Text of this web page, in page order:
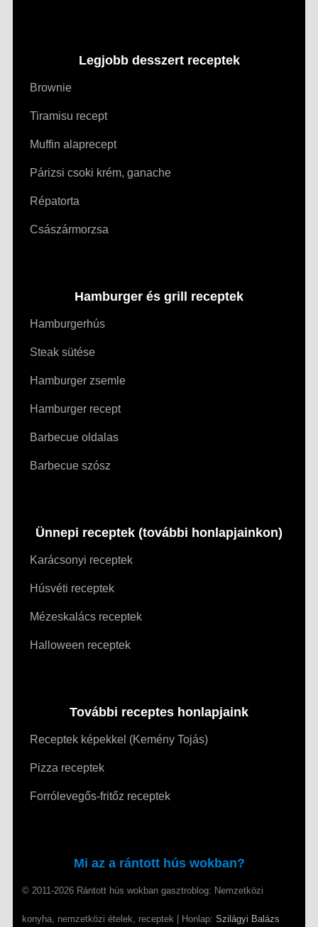
Legjobb desszert receptek
Brownie
Tiramisu recept
Muffin alaprecept
Párizsi csoki krém, ganache
Répatorta
Császármorzsa
Hamburger és grill receptek
Hamburgerhús
Steak sütése
Hamburger zsemle
Hamburger recept
Barbecue oldalas
Barbecue szósz
Ünnepi receptek (további honlapjainkon)
Karácsonyi receptek
Húsvéti receptek
Mézeskalács receptek
Halloween receptek
További receptes honlapjaink
Receptek képekkel (Kemény Tojás)
Pizza receptek
Forrólevegős-fritőz receptek
Mi az a rántott hús wokban?
© 2011-2026 Rántott hús wokban gasztroblog: Nemzetközi
konyha, nemzetközi ételek, receptek | Honlap: Szilágyi Balázs